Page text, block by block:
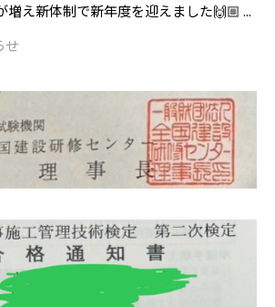
増え新体制で新年度を迎えました🙌🏼 ...
せ